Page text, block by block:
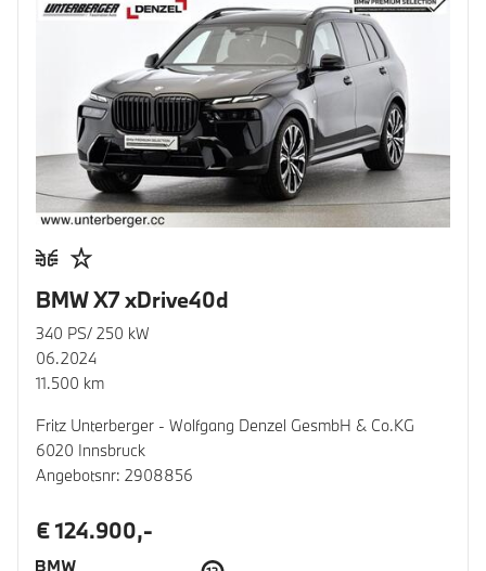
BMW X7 xDrive40d
340 PS/ 250 kW
06.2024
11.500 km
Fritz Unterberger - Wolfgang Denzel GesmbH & Co.KG
6020 Innsbruck
Angebotsnr: 2908856
€ 124.900,-